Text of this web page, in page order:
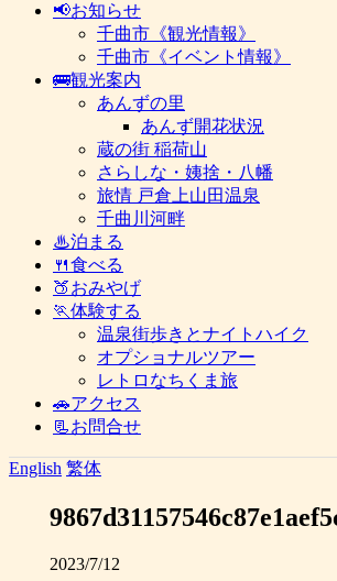
📢お知らせ
千曲市《観光情報》
千曲市《イベント情報》
🚌観光案内
あんずの里
あんず開花状況
蔵の街 稲荷山
さらしな・姨捨・八幡
旅情 戸倉上山田温泉
千曲川河畔
♨泊まる
🍴食べる
🍑おみやげ
🏃体験する
温泉街歩きとナイトハイク
オプショナルツアー
レトロなちくま旅
🚗アクセス
📃お問合せ
English 繁体
2023/7/12